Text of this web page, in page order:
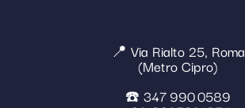
📍 Via Rialto 25, Roma
(Metro Cipro)
☎️ 347 990 0589